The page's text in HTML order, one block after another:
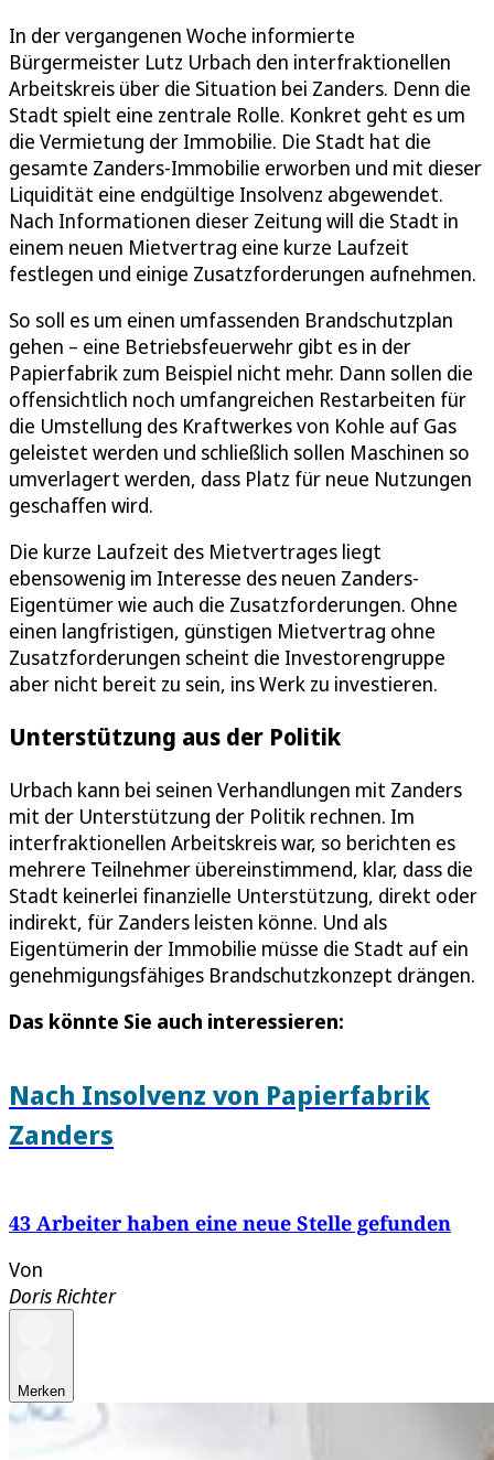
In der vergangenen Woche informierte
Bürgermeister Lutz Urbach den interfraktionellen
Arbeitskreis über die Situation bei Zanders. Denn die
Stadt spielt eine zentrale Rolle. Konkret geht es um
die Vermietung der Immobilie. Die Stadt hat die
gesamte Zanders-Immobilie erworben und mit dieser
Liquidität eine endgültige Insolvenz abgewendet.
Nach Informationen dieser Zeitung will die Stadt in
einem neuen Mietvertrag eine kurze Laufzeit
festlegen und einige Zusatzforderungen aufnehmen.
So soll es um einen umfassenden Brandschutzplan
gehen – eine Betriebsfeuerwehr gibt es in der
Papierfabrik zum Beispiel nicht mehr. Dann sollen die
offensichtlich noch umfangreichen Restarbeiten für
die Umstellung des Kraftwerkes von Kohle auf Gas
geleistet werden und schließlich sollen Maschinen so
umverlagert werden, dass Platz für neue Nutzungen
geschaffen wird.
Die kurze Laufzeit des Mietvertrages liegt
ebensowenig im Interesse des neuen Zanders-
Eigentümer wie auch die Zusatzforderungen. Ohne
einen langfristigen, günstigen Mietvertrag ohne
Zusatzforderungen scheint die Investorengruppe
aber nicht bereit zu sein, ins Werk zu investieren.
Unterstützung aus der Politik
Urbach kann bei seinen Verhandlungen mit Zanders
mit der Unterstützung der Politik rechnen. Im
interfraktionellen Arbeitskreis war, so berichten es
mehrere Teilnehmer übereinstimmend, klar, dass die
Stadt keinerlei finanzielle Unterstützung, direkt oder
indirekt, für Zanders leisten könne. Und als
Eigentümerin der Immobilie müsse die Stadt auf ein
genehmigungsfähiges Brandschutzkonzept drängen.
Das könnte Sie auch interessieren:
Nach Insolvenz von Papierfabrik
Zanders
43 Arbeiter haben eine neue Stelle gefunden
Von
Doris Richter
Merken